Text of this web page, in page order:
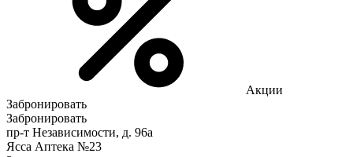
Акции
Забронировать
Забронировать
пр-т Независимости, д. 96а
Ясса Аптека №23